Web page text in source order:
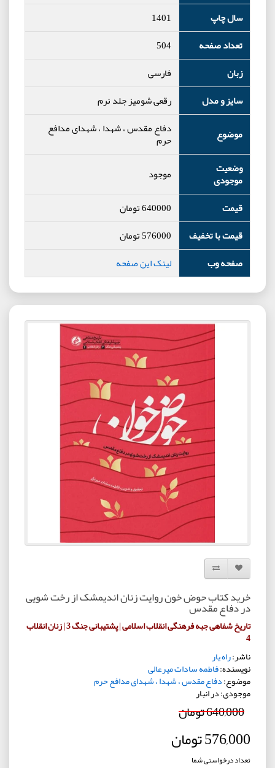
سال چاپ
1401
تعداد صفحه
504
زبان
فارسی
سایز و مدل
رقعی شومیز جلد نرم
موضوع
دفاع مقدس ، شهدا ، شهدای مدافع
حرم
وضعیت
موجودی
موجود
قیمت
640000تومان
قیمت با تخفیف
576000تومان
صفحه وب
لینک این صفحه
افزودن به لیست دلخواه
مقایسه این محصول
خرید کتاب حوض خون روایت زنان اندیمشک از رخت شویی
در دفاع مقدس
تاریخ شفاهی جبه فرهنگی انقلاب اسلامی | پشتیبانی جنگ 3 | زنان انقلاب
4
ناشر:راه یار
نویسنده:فاطمه سادات میرعالی
موضوع:دفاع مقدس ، شهدا ، شهدای مدافع حرم
موجودی: در انبار
640,000 تومان
576,000 تومان
تعداد درخواستی شما